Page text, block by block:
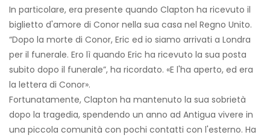
In particolare, era presente quando Clapton ha ricevuto il
biglietto d'amore di Conor nella sua casa nel Regno Unito.
“Dopo la morte di Conor, Eric ed io siamo arrivati ​​a Londra
per il funerale. Ero lì quando Eric ha ricevuto la sua posta
subito dopo il funerale”, ha ricordato. «E l'ha aperto, ed era
la lettera di Conor».
Fortunatamente, Clapton ha mantenuto la sua sobrietà
dopo la tragedia, spendendo un anno ad Antigua vivere in
una piccola comunità con pochi contatti con l'esterno. Ha